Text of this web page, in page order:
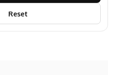
Reset